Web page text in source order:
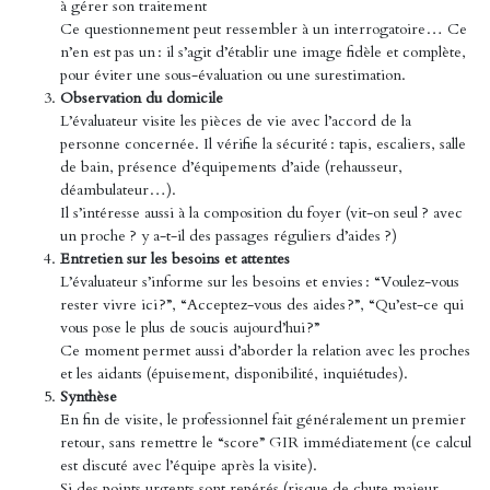
à gérer son traitement
Ce questionnement peut ressembler à un interrogatoire… Ce
n’en est pas un : il s’agit d’établir une image fidèle et complète,
pour éviter une sous-évaluation ou une surestimation.
Observation du domicile
L’évaluateur visite les pièces de vie avec l’accord de la
personne concernée. Il vérifie la sécurité : tapis, escaliers, salle
de bain, présence d’équipements d’aide (rehausseur,
déambulateur…).
Il s’intéresse aussi à la composition du foyer (vit-on seul ? avec
un proche ? y a-t-il des passages réguliers d’aides ?)
Entretien sur les besoins et attentes
L’évaluateur s’informe sur les besoins et envies : “Voulez-vous
rester vivre ici ?”, “Acceptez-vous des aides ?”, “Qu’est-ce qui
vous pose le plus de soucis aujourd’hui ?”
Ce moment permet aussi d’aborder la relation avec les proches
et les aidants (épuisement, disponibilité, inquiétudes).
Synthèse
En fin de visite, le professionnel fait généralement un premier
retour, sans remettre le “score” GIR immédiatement (ce calcul
est discuté avec l’équipe après la visite).